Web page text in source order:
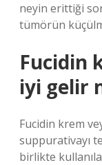
neyin erittiği
tümörün
Fucidin
iyi gelir
Fucidin krem
suppurativayı
birlikte